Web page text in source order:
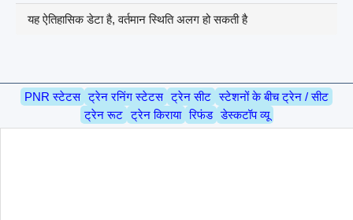
यह ऐतिहासिक डेटा है, वर्तमान स्थिति अलग हो सकती है
PNR स्टेटस ट्रेन रनिंग स्टेटस ट्रेन सीट स्टेशनों के बीच ट्रेन / सीट
ट्रेन रूट ट्रेन किराया रिफंड डेस्कटॉप व्यू